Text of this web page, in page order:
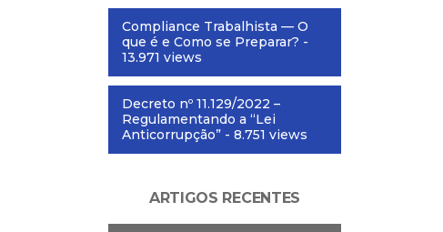
Compliance Trabalhista — O
que é e Como se Preparar? -
13.971 views
Decreto nº 11.129/2022 –
Regulamentando a “Lei
Anticorrupção” - 8.751 views
ARTIGOS RECENTES